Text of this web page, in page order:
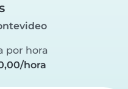
por hora
hora